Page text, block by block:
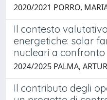
2020/2021 PORRO,
Il contesto
energetiche: solar
nucleari a confronto
2024/2025 PALMA,
Il contributo degli